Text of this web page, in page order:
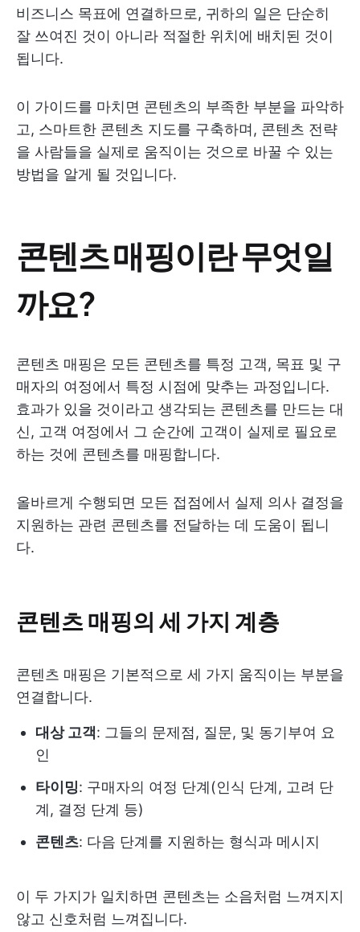
비즈니스 목표에 연결하므로, 귀하의 일은 단순히
잘 쓰여진 것이 아니라 적절한 위치에 배치된 것이
됩니다.
이 가이드를 마치면 콘텐츠의 부족한 부분을 파악하
고, 스마트한 콘텐츠 지도를 구축하며, 콘텐츠 전략
을 사람들을 실제로 움직이는 것으로 바꿀 수 있는
방법을 알게 될 것입니다.
콘텐츠 매핑이란 무엇일
까요?
콘텐츠 매핑은 모든 콘텐츠를 특정 고객, 목표 및 구
매자의 여정에서 특정 시점에 맞추는 과정입니다.
효과가 있을 것이라고 생각되는 콘텐츠를 만드는 대
신, 고객 여정에서 그 순간에 고객이 실제로 필요로
하는 것에 콘텐츠를 매핑합니다.
올바르게 수행되면 모든 접점에서 실제 의사 결정을
지원하는 관련 콘텐츠를 전달하는 데 도움이 됩니
다.
콘텐츠 매핑의 세 가지 계층
콘텐츠 매핑은 기본적으로 세 가지 움직이는 부분을
연결합니다.
대상 고객: 그들의 문제점, 질문, 및 동기부여 요
인
타이밍: 구매자의 여정 단계(인식 단계, 고려 단
계, 결정 단계 등)
콘텐츠: 다음 단계를 지원하는 형식과 메시지
이 두 가지가 일치하면 콘텐츠는 소음처럼 느껴지지
않고 신호처럼 느껴집니다.